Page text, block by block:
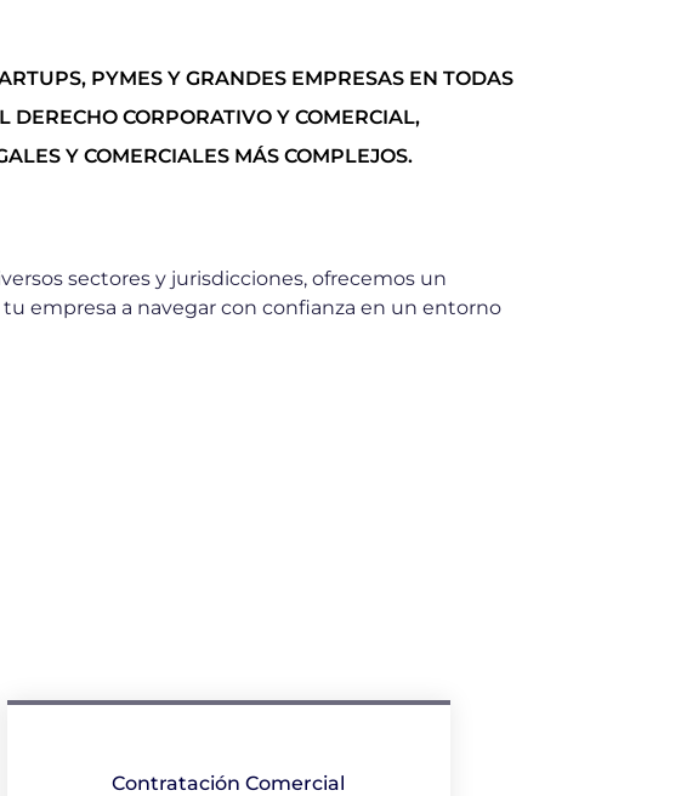
PYMES Y GRANDES EMPRESAS EN TODAS
CORPORATIVO Y COMERCIAL,
Y COMERCIALES MÁS COMPLEJOS.
sectores y jurisdicciones, ofrecemos un
empresa a navegar con confianza en un entorno
Contratación Comercial